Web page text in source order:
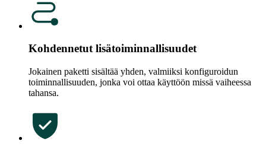
Kohdennetut lisätoiminnallisuudet
Jokainen paketti sisältää yhden, valmiiksi konfiguroidun
toiminnallisuuden, jonka voi ottaa käyttöön missä vaiheessa
tahansa.